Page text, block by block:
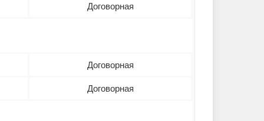
Договорная
Договорная
Договорная